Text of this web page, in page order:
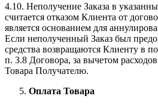
4.10. Неполучение Заказа в
считается отказом Клиента от
является основанием для
Если неполученный Заказ был
средства возвращаются Клиенту в
п. 3.8 Договора, за вычетом
Товара Получателю.
Оплата Товара